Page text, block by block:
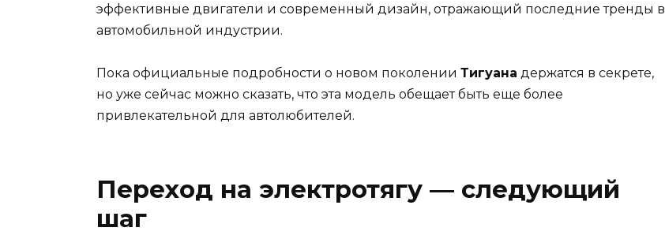
эффективные двигатели и современный дизайн, отражающий последние тренды в
автомобильной индустрии.
Пока официальные подробности о новом поколении Тигуана держатся в секрете,
но уже сейчас можно сказать, что эта модель обещает быть еще более
привлекательной для автолюбителей.
Переход на электротягу — следующий
шаг